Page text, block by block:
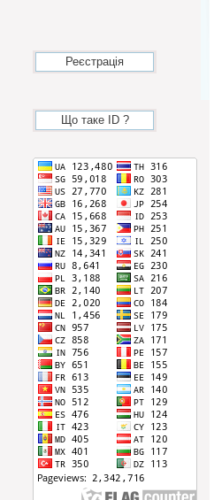
Реєстрація
Що таке ID ?